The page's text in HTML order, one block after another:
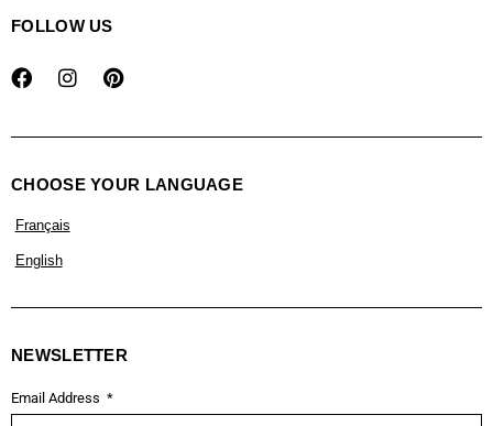
FOLLOW US
CHOOSE YOUR LANGUAGE
Français
English
NEWSLETTER
Email Address